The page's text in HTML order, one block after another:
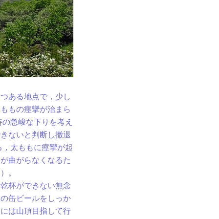
ある地点で，少し
もの痙攣が治まら
急峻な下りを考え
ないと判断し撤退
太ももに痙攣が起
曲がらなくなるた
。
杯ができない無念
缶ビールをしっか
は山頂目指して行